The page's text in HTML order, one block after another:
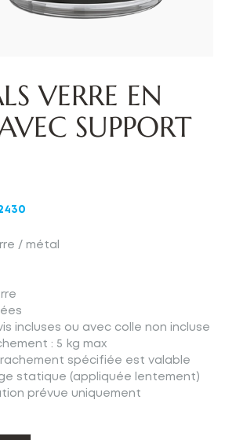
VERRE EN
SUPPORT
/ métal
incluses ou avec colle non incluse
: 5 kg max
spécifiée est valable
statique (appliquée lentement)
prévue uniquement